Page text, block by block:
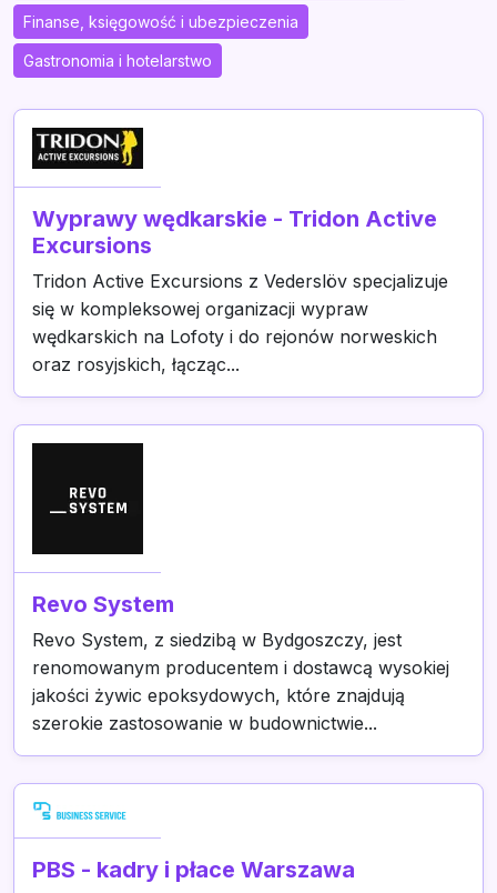
Finanse, księgowość i ubezpieczenia
Gastronomia i hotelarstwo
Wyprawy wędkarskie - Tridon Active
Excursions
Tridon Active Excursions z Vederslöv specjalizuje
się w kompleksowej organizacji wypraw
wędkarskich na Lofoty i do rejonów norweskich
oraz rosyjskich, łącząc...
Revo System
Revo System, z siedzibą w Bydgoszczy, jest
renomowanym producentem i dostawcą wysokiej
jakości żywic epoksydowych, które znajdują
szerokie zastosowanie w budownictwie...
PBS - kadry i płace Warszawa